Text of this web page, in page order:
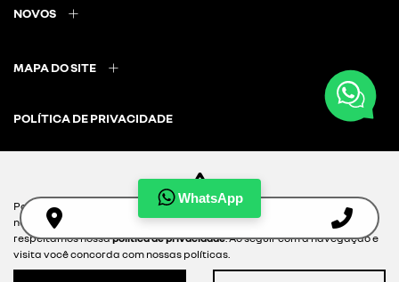
WhatsApp
NOVOS
MAPA DO SITE
POLÍTICA DE PRIVACIDADE
Desacelere. Seu bem maior é a vida.
Para otimizar sua experiência durante a navegação, fazemos uso de
nossa política de cookies e para proteger seus dados pessoais
respeitamos nossapolítica de privacidade. Ao seguir com a navegação e
visita você concorda com nossas políticas.